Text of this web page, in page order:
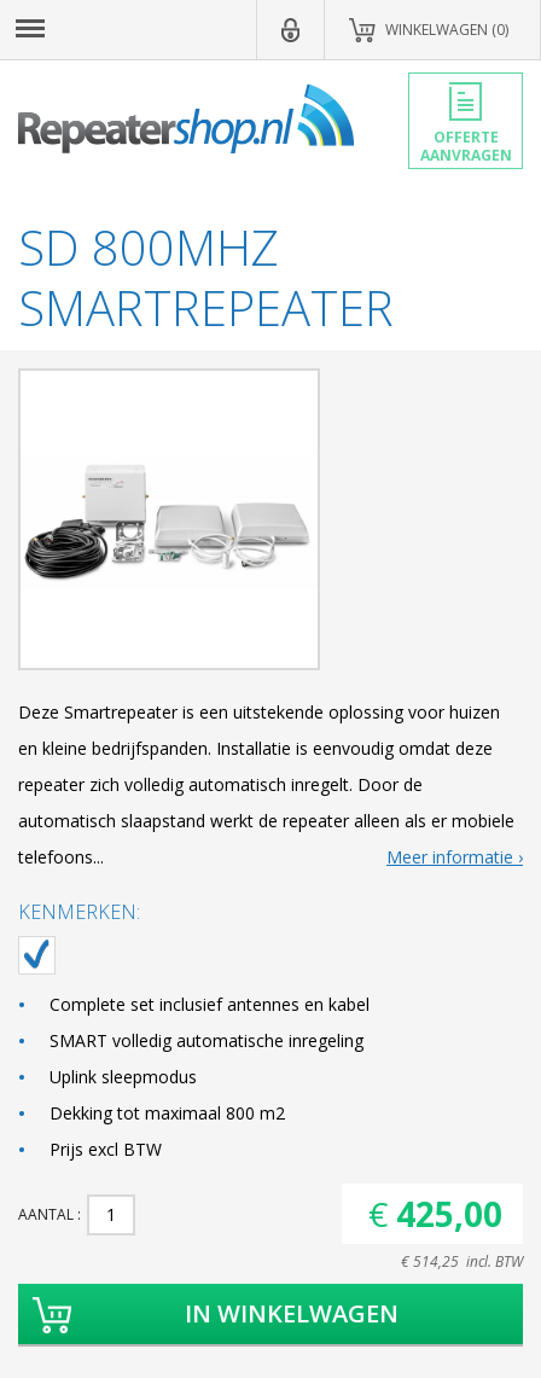
WINKELWAGEN (0)
OFFERTE
AANVRAGEN
SD 800MHZ
SMARTREPEATER
Deze Smartrepeater is een uitstekende oplossing voor huizen
en kleine bedrijfspanden. Installatie is eenvoudig omdat deze
repeater zich volledig automatisch inregelt. Door de
automatisch slaapstand werkt de repeater alleen als er mobiele
telefoons...
Meer informatie
KENMERKEN:
Complete set inclusief antennes en kabel
SMART volledig automatische inregeling
Uplink sleepmodus
Dekking tot maximaal 800 m2
Prijs excl BTW
AANTAL € 425,00
€ 514,25 incl. BTW